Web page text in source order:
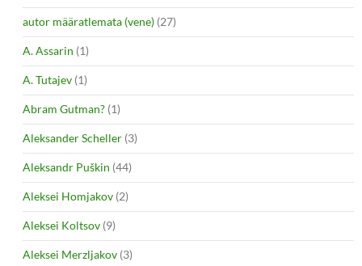
autor määratlemata (vene) (27)
A. Assarin (1)
A. Tutajev (1)
Abram Gutman? (1)
Aleksander Scheller (3)
Aleksandr Puškin (44)
Aleksei Homjakov (2)
Aleksei Koltsov (9)
Aleksei Merzljakov (3)